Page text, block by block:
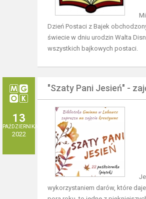
Dzień Postaci z Bajek
świecie w dniu urodzin Walta
wszystkich bajkowych postaci.
13
PAŹDZIERNIKA
2022
"Szaty Pani Jesień" -
wykorzystaniem darów, które